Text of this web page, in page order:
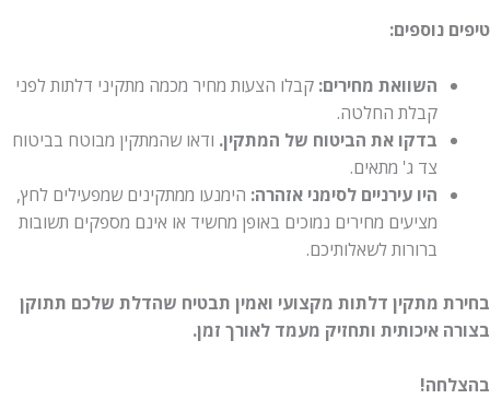
טיפים נוספים:
השוואת מחירים: קבלו הצעות מחיר מכמה מתקיני דלתות לפני
קבלת החלטה.
בדקו את הביטוח של המתקין. ודאו שהמתקין מבוטח בביטוח
צד ג' מתאים.
היו עירניים לסימני אזהרה: הימנעו ממתקינים שמפעילים לחץ,
מציעים מחירים נמוכים באופן מחשיד או אינם מספקים תשובות
ברורות לשאלותיכם.
בחירת מתקין דלתות מקצועי ואמין תבטיח שהדלת שלכם תתוקן
בצורה איכותית ותחזיק מעמד לאורך זמן.
בהצלחה!